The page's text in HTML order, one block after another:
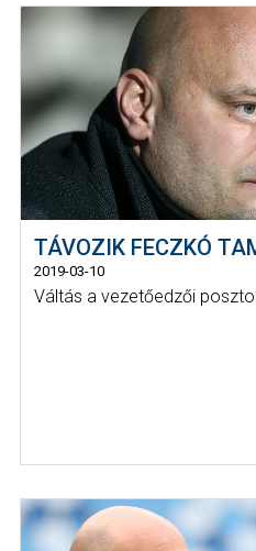
TÁVOZIK FECZKÓ
2019-03-10
Váltás a vezetőedzői